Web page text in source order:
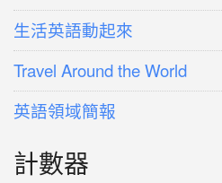
生活英語動起來
Travel Around the World
英語領域簡報
計數器